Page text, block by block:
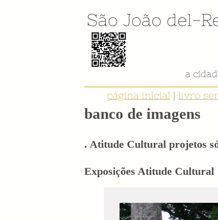
São João del-
página inicial | livro
banco de imagens
. Atitude Cultural projetos
Exposições Atitude Cultural